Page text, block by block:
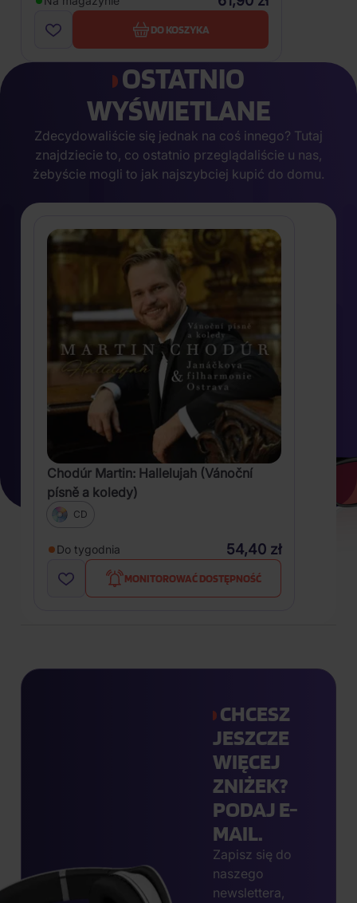
DO KOSZYKA
OSTATNIO
WYŚWIETLANE
Zdecydowaliście się jednak na coś innego? Tutaj
znajdziecie to, co ostatnio przeglądaliście u nas,
żebyście mogli to jak najszybciej kupić do domu.
Chodúr Martin: Hallelujah (Vánoční
písně a koledy)
CD
Do tygodnia 54,40 zł
MONITOROWAĆ DOSTĘPNOŚĆ
CHCESZ
JESZCZE
WIĘCEJ
ZNIŻEK?
PODAJ E-
MAIL.
Zapisz się do
naszego
newslettera,